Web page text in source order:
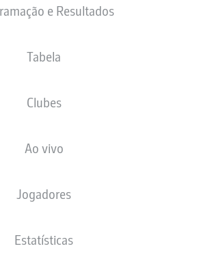
e Resultados
Tabela
Clubes
Ao vivo
Jogadores
Estatísticas